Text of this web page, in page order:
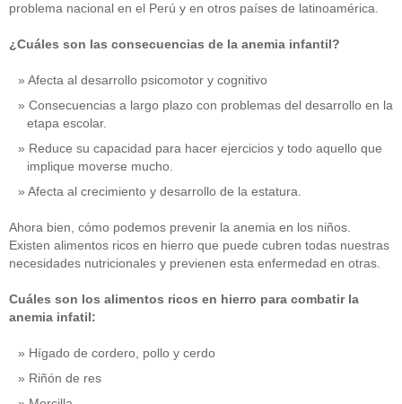
problema nacional en el Perú y en otros países de latinoamérica.
¿Cuáles son las consecuencias de la anemia infantil?
Afecta al desarrollo psicomotor y cognitivo
Consecuencias a largo plazo con problemas del desarrollo en la
etapa escolar.
Reduce su capacidad para hacer ejercicios y todo aquello que
implique moverse mucho.
Afecta al crecimiento y desarrollo de la estatura.
Ahora bien, cómo podemos prevenir la anemia en los niños.
Existen alimentos ricos en hierro que puede cubren todas nuestras
necesidades nutricionales y previenen esta enfermedad en otras.
Cuáles son los alimentos ricos en hierro para combatir la
anemia infatil:
Hígado de cordero, pollo y cerdo
Riñón de res